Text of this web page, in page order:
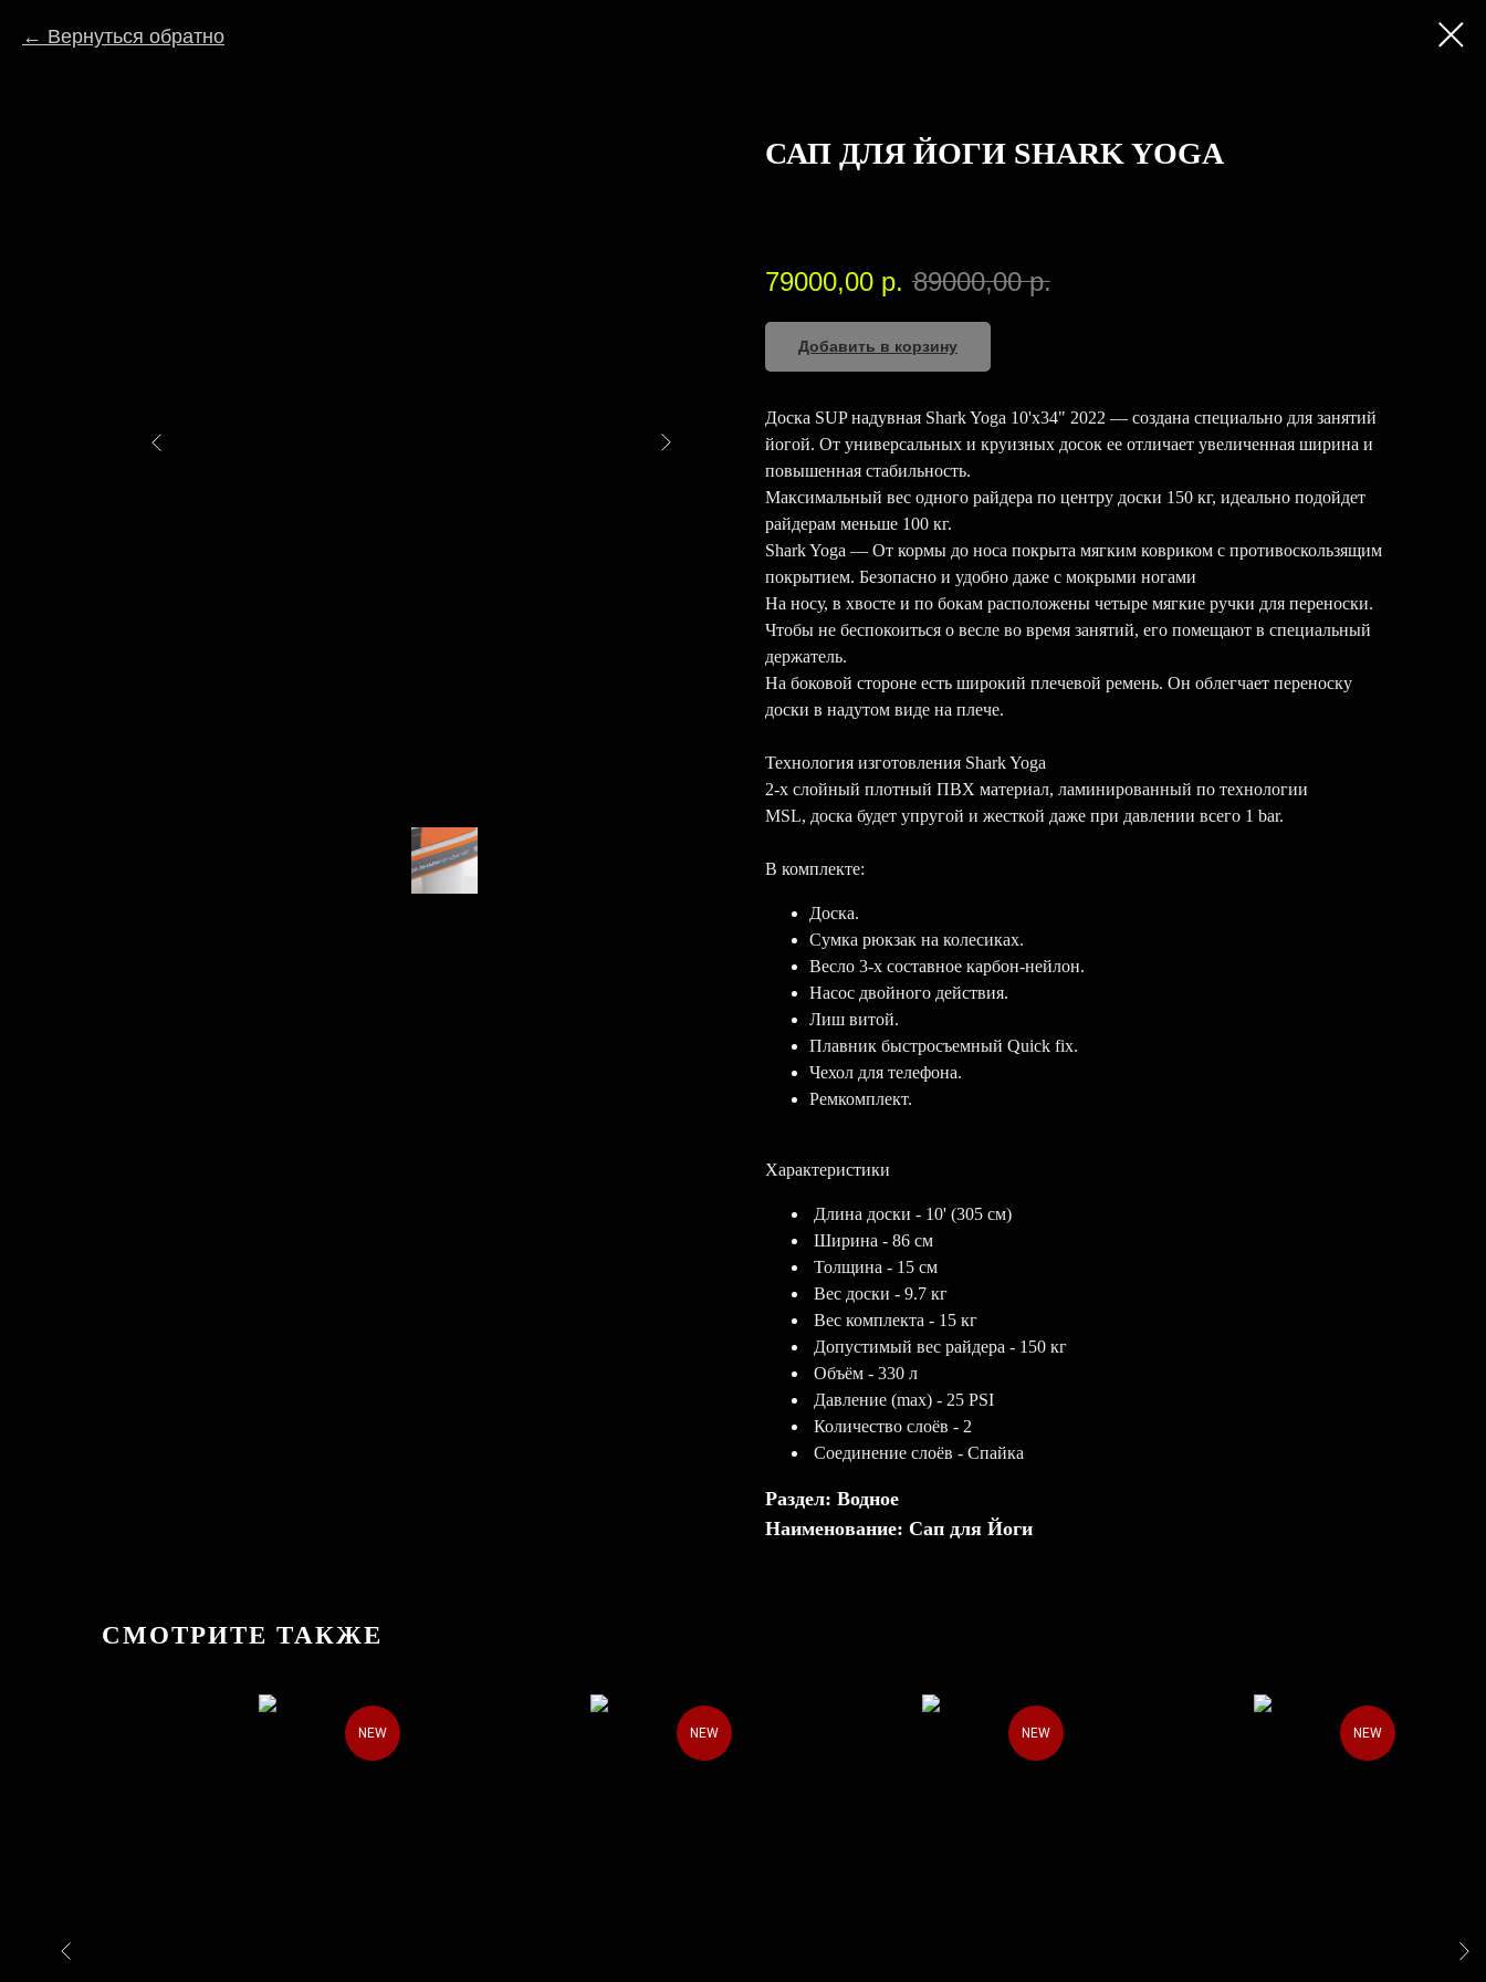
Вернуться обратно
САП ДЛЯ ЙОГИ SHARK YOGA
79000,00 р. 89000,00 р.
Добавить в корзину
Доска SUP надувная Shark Yoga 10'x34" 2022 — создана специально для занятий
йогой. От универсальных и круизных досок ее отличает увеличенная ширина и
повышенная стабильность.
Максимальный вес одного райдера по центру доски 150 кг, идеально подойдет
райдерам меньше 100 кг.
Shark Yoga — От кормы до носа покрыта мягким ковриком с противоскользящим
покрытием. Безопасно и удобно даже с мокрыми ногами
На носу, в хвосте и по бокам расположены четыре мягкие ручки для переноски.
Чтобы не беспокоиться о весле во время занятий, его помещают в специальный
держатель.
На боковой стороне есть широкий плечевой ремень. Он облегчает переноску
доски в надутом виде на плече.
Технология изготовления Shark Yoga
2-х слойный плотный ПВХ материал, ламинированный по технологии
MSL, доска будет упругой и жесткой даже при давлении всего 1 bar.
В комплекте:
Доска.
Сумка рюкзак на колесиках.
Весло 3-х составное карбон-нейлон.
Насос двойного действия.
Лиш витой.
Плавник быстросъемный Quick fix.
Чехол для телефона.
Ремкомплект.
Характеристики
Длина доски - 10' (305 см)
Ширина - 86 см
Толщина - 15 см
Вес доски - 9.7 кг
Вес комплекта - 15 кг
Допустимый вес райдера - 150 кг
Объём - 330 л
Давление (max) - 25 PSI
Количество слоёв - 2
Соединение слоёв - Спайка
Раздел: Водное
Наименование: Сап для Йоги
СМОТРИТЕ ТАКЖЕ
NEW NEW NEW NEW